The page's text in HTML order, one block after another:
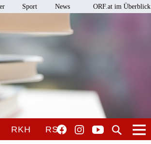
Sport News ORF.at im Überblick
RKH RSO